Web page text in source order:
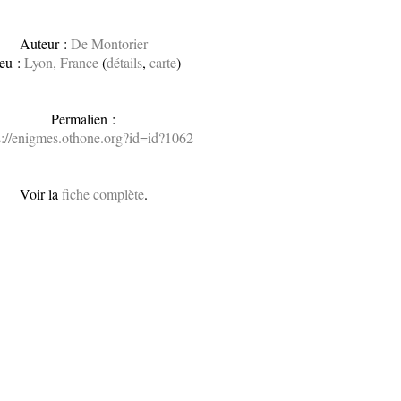
Auteur : De Montorier
: Lyon, France(détails, carte)
Permalien :
enigmes.othone.org?id=id?1062
Voir la fiche complète.